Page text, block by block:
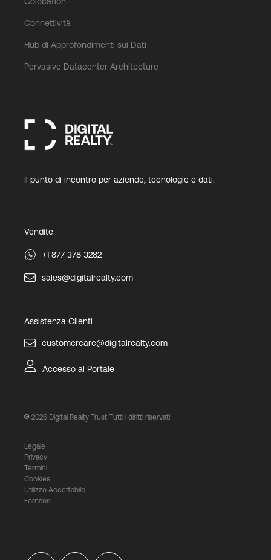
Connettività
Hub di Approfondimenti sui Dati
Pervasive Datacenter Architecture
Il punto di incontro per aziende, tecnologie e dati.
Vendite
+1 877 378 3282
sales@digitalrealty.com
Assistenza Clienti
customercare@digitalrealty.com
Accesso al Portale
2026 Digital Realty Trust Tutti i diritti riservati
Legale
Privacy
Termini
Cookies
Utilizzo Accettabile
Fornitori